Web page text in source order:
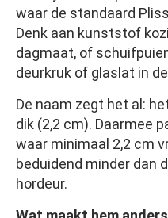
waar de standaard
Denk aan kunststof
dagmaat, of
deurkruk of glaslat in
De naam zegt het al:
dik (2,2 cm). Daarmee
waar minimaal 2,2 cm
beduidend minder dan
hordeur.